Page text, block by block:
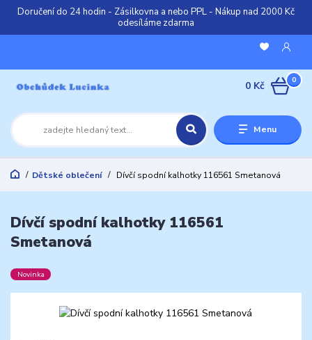
Doručení do 24 hodin - Zásilkovna a nebo PPL - Nákup nad 2000 Kč
odesíláme zdarma
Menu
0
0 Kč
Dětské oblečení Dívčí spodní kalhotky 116561 Smetanová
Dívčí spodní kalhotky 116561
Smetanová
Novinka